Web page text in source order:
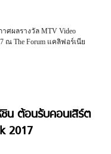
ศผลรางวัล MTV Video
ณ The Forum แคลิฟอร์เนีย
น ต้อนรับคอนเสิร์ต
2017